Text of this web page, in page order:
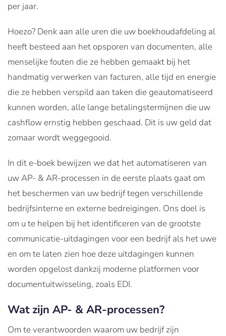
per jaar.
Hoezo? Denk aan alle uren die uw boekhoudafdeling al
heeft besteed aan het opsporen van documenten, alle
menselijke fouten die ze hebben gemaakt bij het
handmatig verwerken van facturen, alle tijd en energie
die ze hebben verspild aan taken die geautomatiseerd
kunnen worden, alle lange betalingstermijnen die uw
cashflow ernstig hebben geschaad. Dit is uw geld dat
zomaar wordt weggegooid.
In dit e-boek bewijzen we dat het automatiseren van
uw AP- & AR-processen in de eerste plaats gaat om
het beschermen van uw bedrijf tegen verschillende
bedrijfsinterne en externe bedreigingen. Ons doel is
om u te helpen bij het identificeren van de grootste
communicatie-uitdagingen voor een bedrijf als het uwe
en om te laten zien hoe deze uitdagingen kunnen
worden opgelost dankzij moderne platformen voor
documentuitwisseling, zoals EDI.
Wat zijn AP- & AR-processen?
Om te verantwoorden waarom uw bedrijf zijn